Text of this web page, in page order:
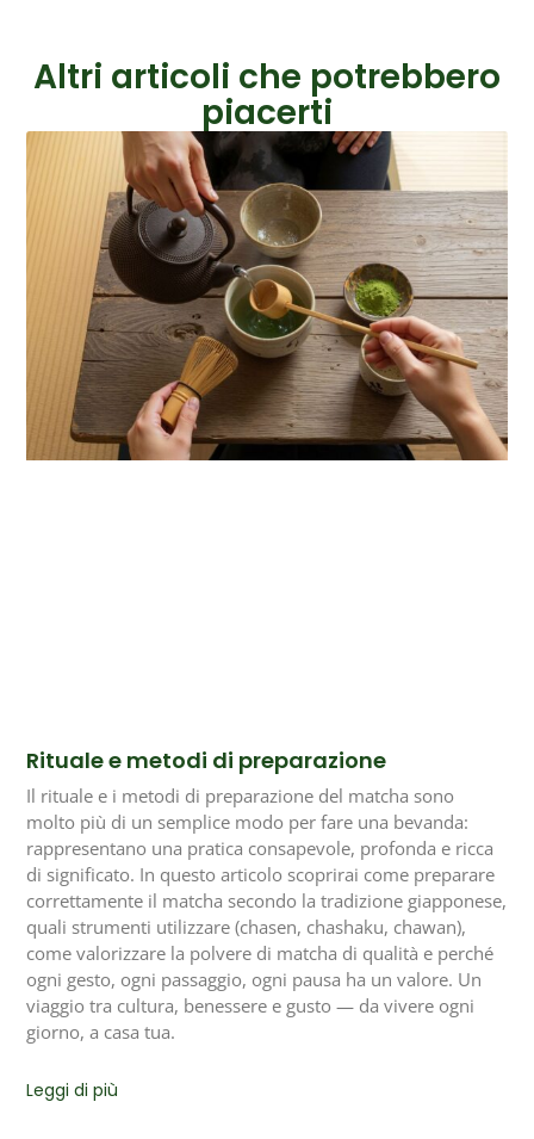
Altri articoli che potrebbero
piacerti
Rituale e metodi di preparazione
Il rituale e i metodi di preparazione del matcha sono
molto più di un semplice modo per fare una bevanda:
rappresentano una pratica consapevole, profonda e ricca
di significato. In questo articolo scoprirai come preparare
correttamente il matcha secondo la tradizione giapponese,
quali strumenti utilizzare (chasen, chashaku, chawan),
come valorizzare la polvere di matcha di qualità e perché
ogni gesto, ogni passaggio, ogni pausa ha un valore. Un
viaggio tra cultura, benessere e gusto — da vivere ogni
giorno, a casa tua.
Leggi di più